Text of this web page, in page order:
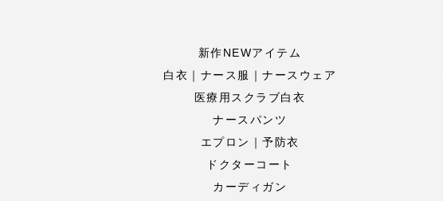
新作NEWアイテム
白衣｜ナース服｜ナースウェア
医療用スクラブ白衣
ナースパンツ
エプロン｜予防衣
ドクターコート
カーディガン